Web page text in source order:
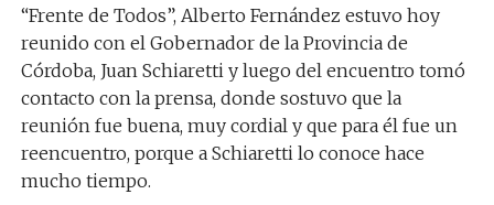
“Frente de Todos”, Alberto Fernández estuvo hoy
reunido con el Gobernador de la Provincia de
Córdoba, Juan Schiaretti y luego del encuentro tomó
contacto con la prensa, donde sostuvo que la
reunión fue buena, muy cordial y que para él fue un
reencuentro, porque a Schiaretti lo conoce hace
mucho tiempo.